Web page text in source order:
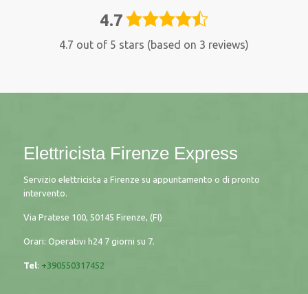
4.7 4,7
4.7 out of 5 stars (based on 3 reviews)
Elettricista Firenze Express
Servizio elettricista a Firenze su appuntamento o di pronto
intervento.
Via Pratese 100, 50145 Firenze, (FI)
Orari: Operativi h24 7 giorni su 7.
Tel: +390550317452